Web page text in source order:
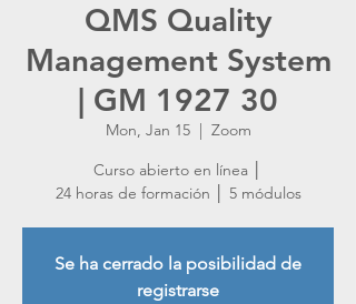
QMS Quality
Management System
| GM 1927 30
Mon, Jan 15
  |
Zoom
Curso abierto en línea │
24 horas de formación │ 5 módulos
Se ha cerrado la posibilidad de
registrarse